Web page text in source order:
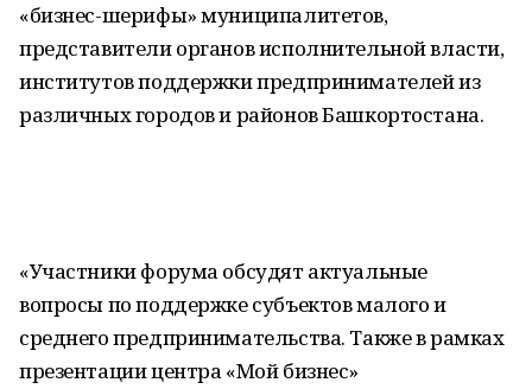
«бизнес-шерифы» муниципалитетов,
представители органов исполнительной власти,
институтов поддержки предпринимателей из
различных городов и районов Башкортостана.
«Участники форума обсудят актуальные
вопросы по поддержке субъектов малого и
среднего предпринимательства. Также в рамках
презентации центра «Мой бизнес»